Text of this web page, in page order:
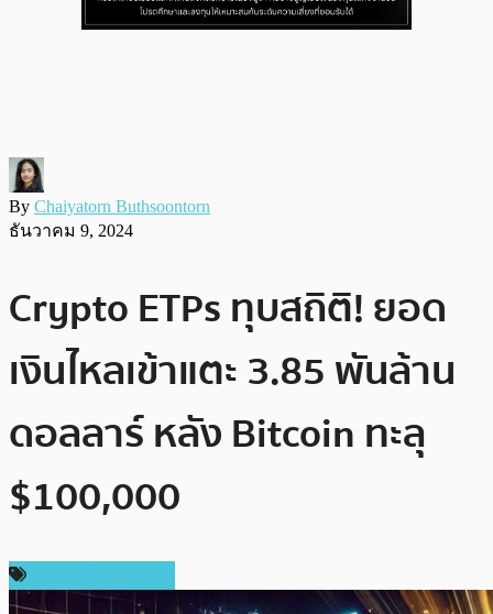
By Chaiyatorn Buthsoontorn
ธันวาคม 9, 2024
Crypto ETPs ทุบสถิติ! ยอด
เงินไหลเข้าแตะ 3.85 พันล้าน
ดอลลาร์ หลัง Bitcoin ทะลุ
$100,000